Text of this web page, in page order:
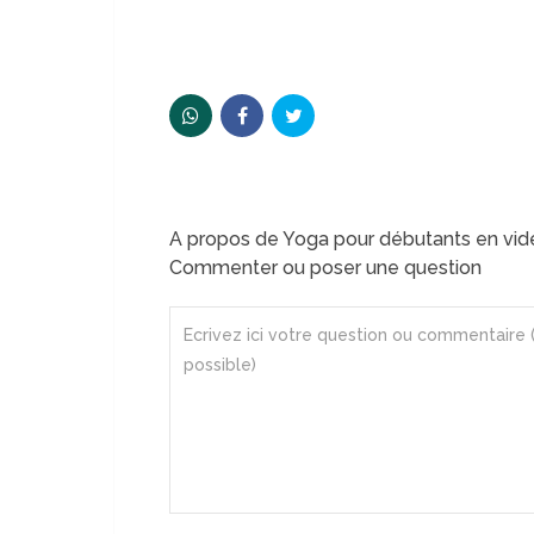
A propos de Yoga pour débutants en
Commenter ou poser une question